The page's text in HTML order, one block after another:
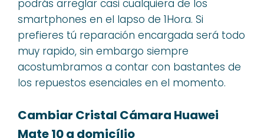
podrás arreglar casi cualquiera de los
smartphones en el lapso de 1Hora. Si
prefieres tú reparación encargada será todo
muy rapido, sin embargo siempre
acostumbramos a contar con bastantes de
los repuestos esenciales en el momento.
Cambiar Cristal Cámara Huawei
Mate 10 a domicílio